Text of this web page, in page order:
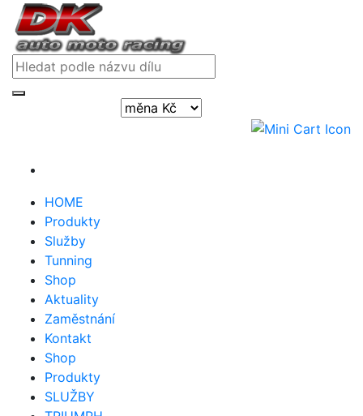
HOME
Produkty
Služby
Tunning
Shop
Aktuality
Zaměstnání
Kontakt
Shop
Produkty
SLUŽBY